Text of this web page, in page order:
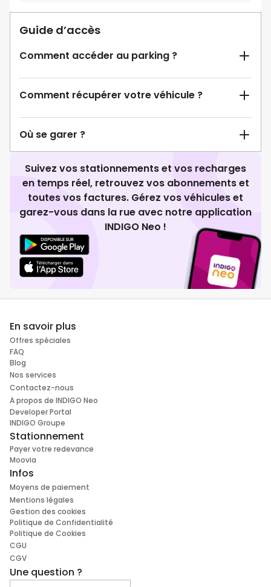
Guide d’accès
Comment accéder au parking ?
Comment récupérer votre véhicule ?
Où se garer ?
Suivez vos stationnements et vos recharges
en temps réel, retrouvez vos abonnements et
toutes vos factures. Gérez vos véhicules et
garez-vous dans la rue avec notre application
INDIGO Neo !
En savoir plus
Offres spéciales
FAQ
Blog
Nos services
Contactez-nous
A propos de INDIGO Neo
Developer Portal
INDIGO Groupe
Stationnement
Payer votre redevance
Moovia
Infos
Moyens de paiement
Mentions légales
Gestion des cookies
Politique de Confidentialité
Politique de Cookies
CGU
CGV
Une question ?